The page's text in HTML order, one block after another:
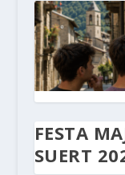
FESTA
SUERT